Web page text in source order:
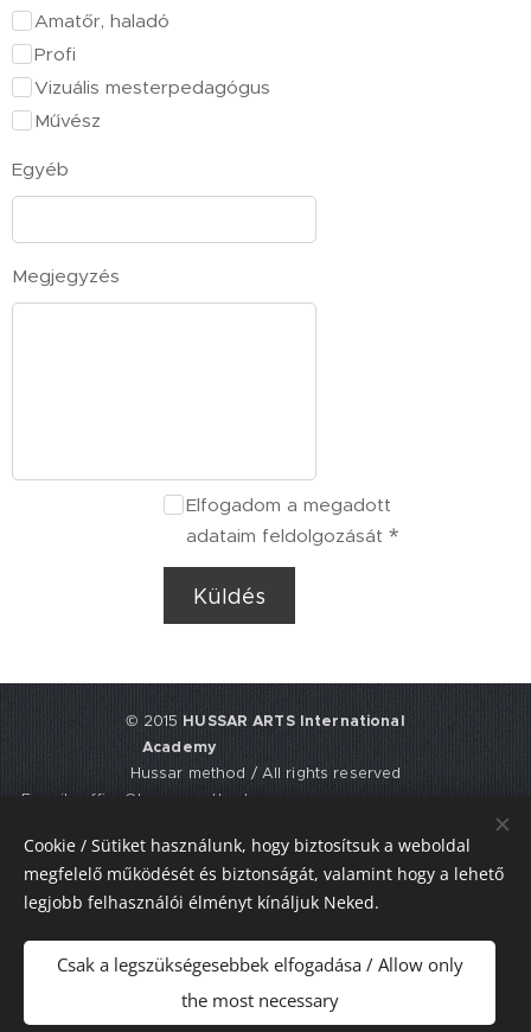
Amatőr, haladó
Profi
Vizuális mesterpedagógus
Művész
Egyéb
Megjegyzés
Elfogadom a megadott
adataim feldolgozását
Küldés
© 2015 HUSSAR ARTS International
Academy
Hussar method / All rights reserved
E-mail: office@hussarmethod.com
Flat 3, 9. Fisher Place, EH17 8UY,
Edinburgh, UNITED KINGDOM
Nyelvek
Magyar
American English
Cookie / Sütiket használunk, hogy biztosítsuk a weboldal
megfelelő működését és biztonságát, valamint hogy a lehető
legjobb felhasználói élményt kínáljuk Neked.
Csak a legszükségesebbek elfogadása / Allow only
the most necessary